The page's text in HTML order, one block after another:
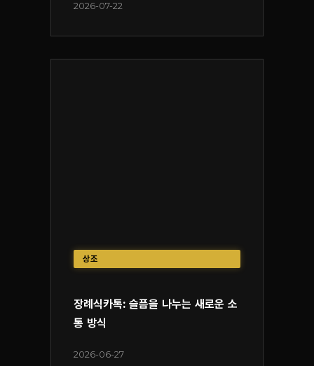
2026-07-22
상조
장례식카톡: 슬픔을 나누는 새로운 소
통 방식
2026-06-27